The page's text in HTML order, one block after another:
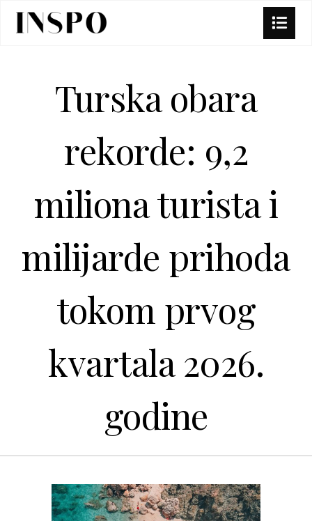
Turska obara
rekorde: 9,2
miliona turista i
milijarde prihoda
tokom prvog
kvartala 2026.
godine